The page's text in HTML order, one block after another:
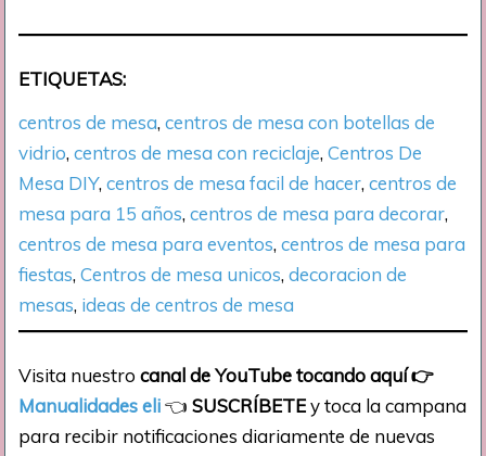
ETIQUETAS:
centros de mesa, centros de mesa con botellas de
vidrio, centros de mesa con reciclaje, Centros De
Mesa DIY, centros de mesa facil de hacer, centros de
mesa para 15 años, centros de mesa para decorar
centros de mesa para eventos, centros de mesa para
fiestas, Centros de mesa unicos, decoracion de
mesas, ideas de centros de mesa
Visita nuestrocanal de YouTube tocando aquí👉
Manualidades eli👈SUSCRÍBETEy toca la campana
para recibir notificaciones diariamente de nuevas